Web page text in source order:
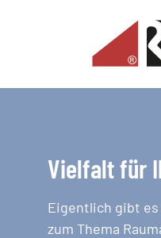
Vielfalt für
Eigentlich gibt es
zum Thema